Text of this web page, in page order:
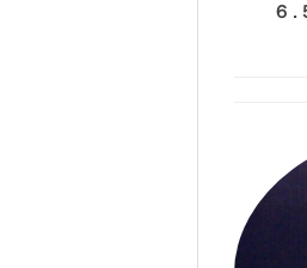
６.５